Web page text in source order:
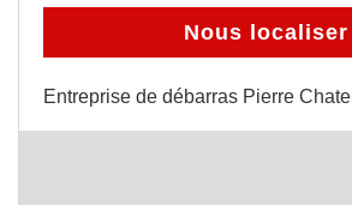
Nous localiser
Entreprise de débarras Pierre Chatel